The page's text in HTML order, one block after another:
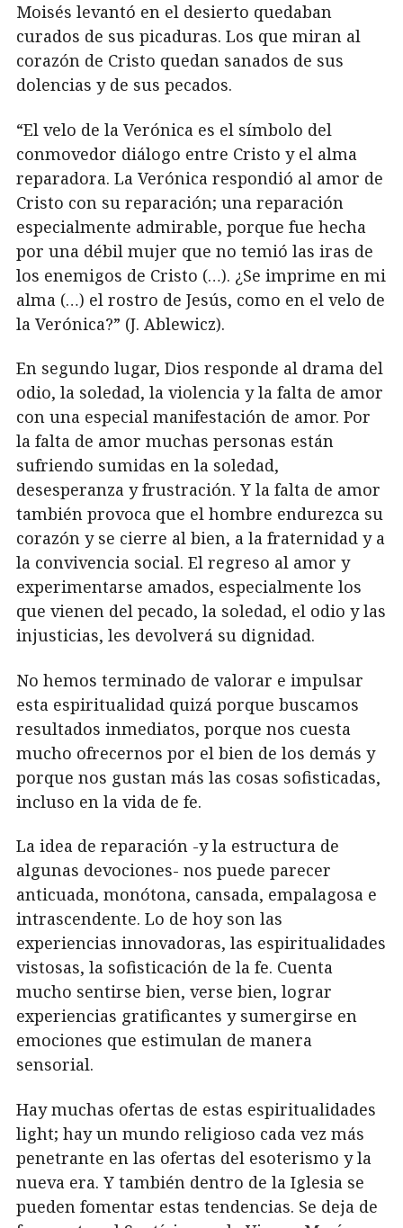
Moisés levantó en el desierto quedaban
curados de sus picaduras. Los que miran al
corazón de Cristo quedan sanados de sus
dolencias y de sus pecados.
“El velo de la Verónica es el símbolo del
conmovedor diálogo entre Cristo y el alma
reparadora. La Verónica respondió al amor de
Cristo con su reparación; una reparación
especialmente admirable, porque fue hecha
por una débil mujer que no temió las iras de
los enemigos de Cristo (…). ¿Se imprime en mi
alma (…) el rostro de Jesús, como en el velo de
la Verónica?” (J. Ablewicz).
En segundo lugar, Dios responde al drama del
odio, la soledad, la violencia y la falta de amor
con una especial manifestación de amor. Por
la falta de amor muchas personas están
sufriendo sumidas en la soledad,
desesperanza y frustración. Y la falta de amor
también provoca que el hombre endurezca su
corazón y se cierre al bien, a la fraternidad y a
la convivencia social. El regreso al amor y
experimentarse amados, especialmente los
que vienen del pecado, la soledad, el odio y las
injusticias, les devolverá su dignidad.
No hemos terminado de valorar e impulsar
esta espiritualidad quizá porque buscamos
resultados inmediatos, porque nos cuesta
mucho ofrecernos por el bien de los demás y
porque nos gustan más las cosas sofisticadas,
incluso en la vida de fe.
La idea de reparación -y la estructura de
algunas devociones- nos puede parecer
anticuada, monótona, cansada, empalagosa e
intrascendente. Lo de hoy son las
experiencias innovadoras, las espiritualidades
vistosas, la sofisticación de la fe. Cuenta
mucho sentirse bien, verse bien, lograr
experiencias gratificantes y sumergirse en
emociones que estimulan de manera
sensorial.
Hay muchas ofertas de estas espiritualidades
light; hay un mundo religioso cada vez más
penetrante en las ofertas del esoterismo y la
nueva era. Y también dentro de la Iglesia se
pueden fomentar estas tendencias. Se deja de